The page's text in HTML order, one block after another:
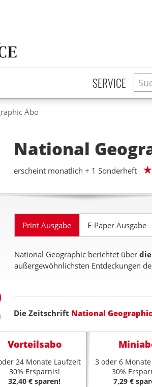
SERVICE
Abo
National
erscheint monatlich + 1 Sonderheft
Print Ausgabe E-Paper Ausgabe
National Geographic berichtet über
außergewöhnlichsten Entdeckungen
Die Zeitschrift National Geographic
Vorteilsabo
24 Monate Laufzeit
30% Ersparnis!
32,40 € sparen!
3 oder 6
30%
7,29 €